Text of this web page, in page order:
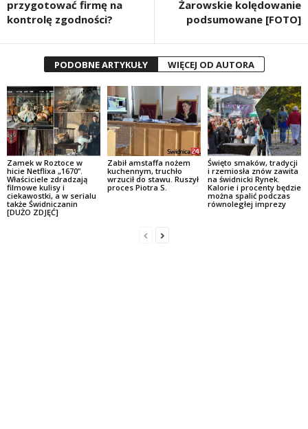
przygotować firmę na
kontrolę zgodności?
Żarowskie kolędowanie
podsumowane [FOTO]
PODOBNE ARTYKUŁY WIĘCEJ OD AUTORA
Zamek w Roztoce w
hicie Netflixa „1670”.
Właściciele zdradzają
filmowe kulisy i
ciekawostki, a w serialu
także Świdniczanin
[DUŻO ZDJĘĆ]
Zabił amstaffa nożem
kuchennym, truchło
wrzucił do stawu. Ruszył
proces Piotra S.
Święto smaków, tradycji
i rzemiosła znów zawita
na świdnicki Rynek.
Kalorie i procenty będzie
można spalić podczas
równoległej imprezy